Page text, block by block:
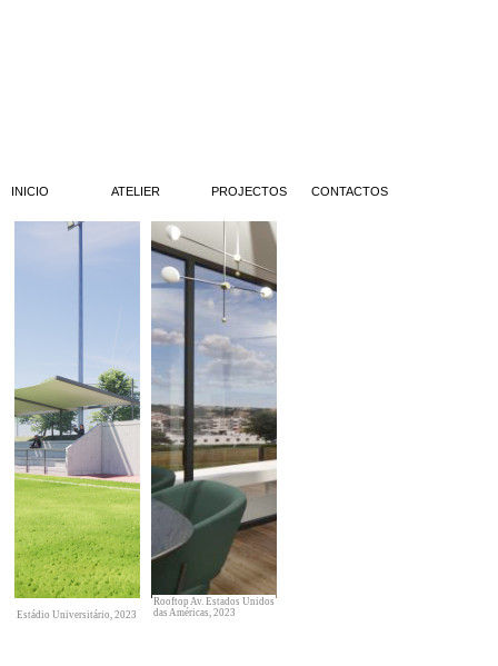
INICIO ATELIER PROJECTOS CONTACTOS
Estádio Universitário, 2023
Rooftop Av. Estados Unidos
das Américas, 2023